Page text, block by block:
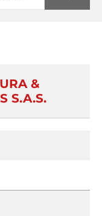
&
S.A.S.